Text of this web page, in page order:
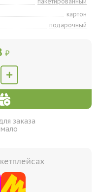
картон
подарочный
₽
заказа